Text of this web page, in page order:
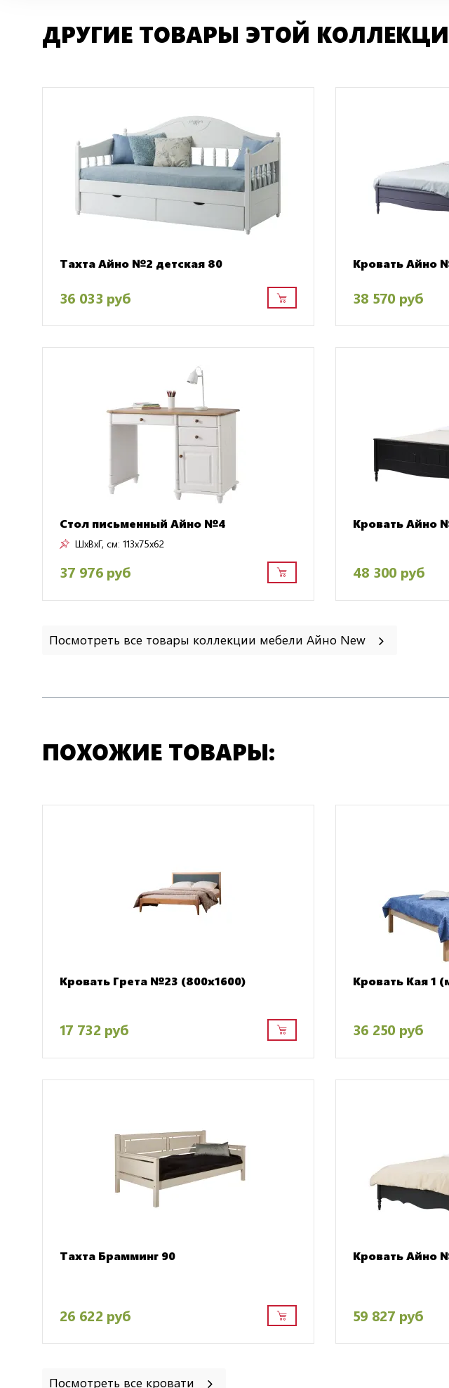
ДРУГИЕ ТОВАРЫ ЭТОЙ
Тахта Айно №2 детская 80
36 033 руб
Кровать Айно
38 570 руб
Стол письменный Айно №4
ШxВxГ, см: 113x75x62
37 976 руб
Кровать Айно
48 300 руб
Посмотреть все товары коллекции мебели Айно New
ПОХОЖИЕ ТОВАРЫ:
Кровать Грета №23 (800х1600)
17 732 руб
Кровать Кая 1
36 250 руб
Тахта Брамминг 90
26 622 руб
Кровать Айно
59 827 руб
Посмотреть все кровати